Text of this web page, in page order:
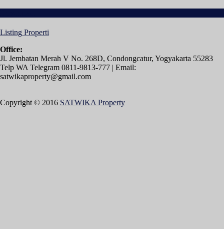
Listing Properti
Office:
Jl. Jembatan Merah V No. 268D, Condongcatur, Yogyakarta 55283
Telp WA Telegram 0811-9813-777 | Email:
satwikaproperty@gmail.com
Copyright © 2016 SATWIKA Property